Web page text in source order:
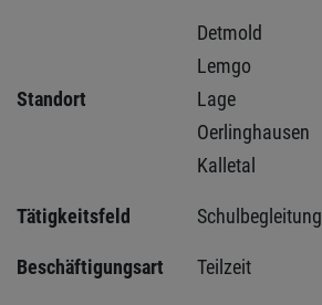
Standort
Detmold
Lemgo
Lage
Oerlinghausen
Kalletal
Tätigkeitsfeld Schulbegleitung
Beschäftigungsart Teilzeit